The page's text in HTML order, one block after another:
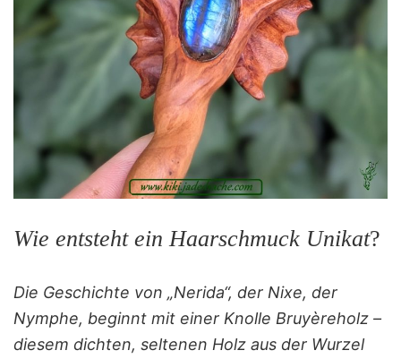
Wie entsteht ein Haarschmuck Unikat?
Die Geschichte von „Nerida“, der Nixe, der
Nymphe, beginnt mit einer Knolle Bruyèreholz –
diesem dichten, seltenen Holz aus der Wurzel